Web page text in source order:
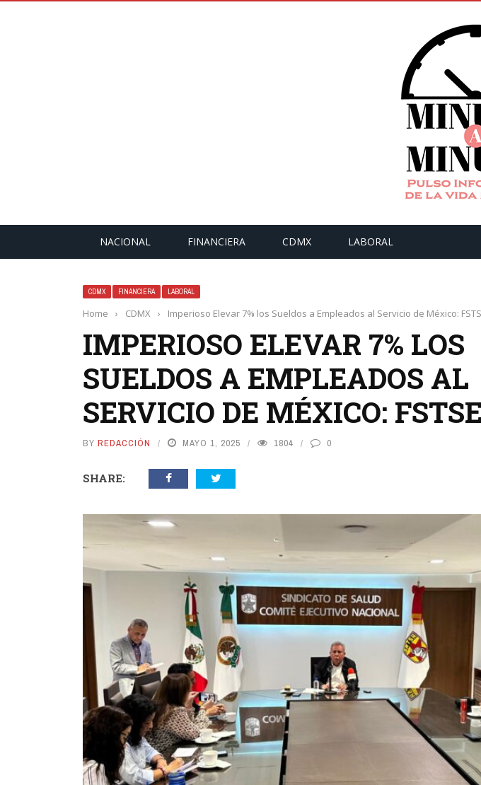
NACIONAL FINANCIERA CDMX LABORAL
CDMX FINANCIERA LABORAL
Home › CDMX › Imperioso Elevar 7% los Sueldos a Empleados al Servicio de México:
IMPERIOSO ELEVAR 7% LOS
SUELDOS A EMPLEADOS AL
SERVICIO DE MÉXICO: FSTSE
BY REDACCIÓN MAYO 1, 2025 1804 0
SHARE: